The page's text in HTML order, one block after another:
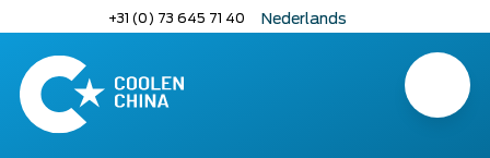
+31 (0) 73 645 71 40
Nederlands
Home Menu